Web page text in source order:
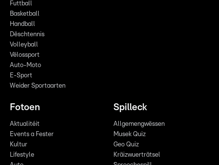
Futtball
Basketball
Handball
Dëschtennis
Volleyball
Vëlossport
Auto-Moto
E-Sport
Weider Sportaarten
Fotoen
Aktualitéit
Events a Fester
Kultur
Lifestyle
Spilleck
Allgemengwëssen
Musek Quiz
Geo Quiz
Kräizwuerträtsel